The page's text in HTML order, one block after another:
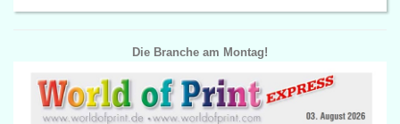
Die Branche am Montag!